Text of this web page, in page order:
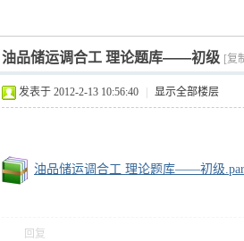
索
› ›
油品储运调合工 理论题库——初级 [复
发表于 2012-2-13 10:56:40 显示全部楼层
油品储运调合工 理论题库——初级
回复